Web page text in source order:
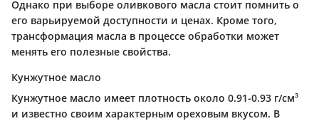
Однако при выборе оливкового масла стоит помнить о
его варьируемой доступности и ценах. Кроме того,
трансформация масла в процессе обработки может
менять его полезные свойства.
Кунжутное масло
Кунжутное масло имеет плотность около 0.91-0.93 г/см³
и известно своим характерным ореховым вкусом. В